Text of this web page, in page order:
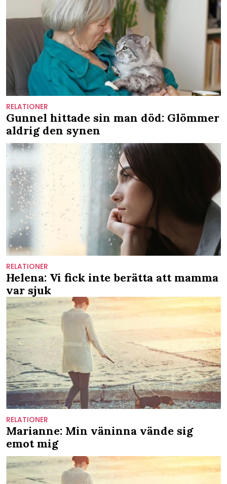
RELATIONER
Gunnel hittade sin man död: Glömmer
aldrig den synen
RELATIONER
Helena: Vi fick inte berätta att mamma
var sjuk
RELATIONER
Marianne: Min väninna vände sig
emot mig